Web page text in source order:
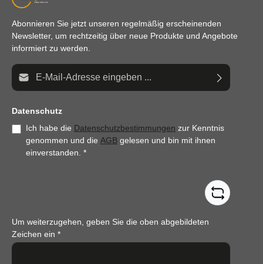
Abonnieren Sie jetzt unseren regelmäßig erscheinenden
Newsletter, um rechtzeitig über neue Produkte und Angebote
informiert zu werden.
E-Mail-Adresse*
Datenschutz
Ich habe die Datenschutzbestimmungen zur Kenntnis
genommen und die AGB gelesen und bin mit ihnen
einverstanden. *
Um weiterzugehen, geben Sie die oben abgebildeten
Zeichen ein *